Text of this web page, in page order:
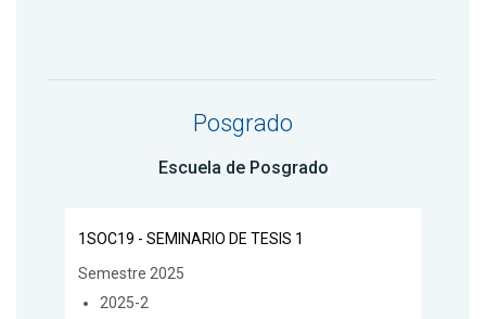
Posgrado
Escuela de Posgrado
1SOC19 - SEMINARIO DE TESIS 1
Semestre 2025
2025-2